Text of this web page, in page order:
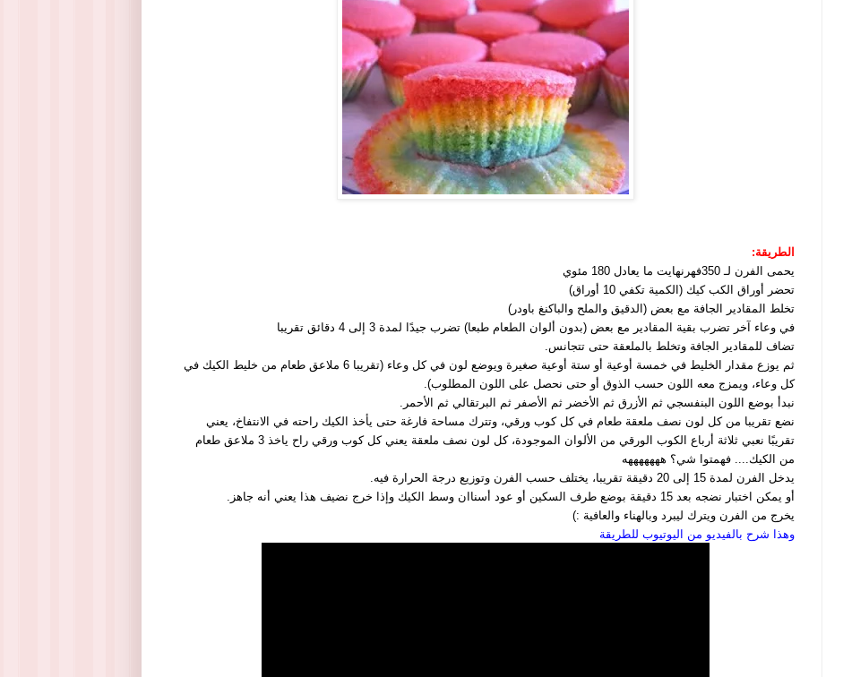
الطريقة:
يحمى الفرن لـ 350فهرنهايت ما يعادل 180 مئوي
تحضر أوراق الكب كيك (الكمية تكفي 10 أوراق)
تخلط المقادير الجافة مع بعض (الدقيق والملح والباكنغ باودر)
في وعاء آخر تضرب بقية المقادير مع بعض (بدون ألوان الطعام طبعا) تضرب جيدًا لمدة 3 إلى 4 دقائق تقريبا
تضاف للمقادير الجافة وتخلط بالملعقة حتى تتجانس.
ثم يوزع مقدار الخليط في خمسة أوعية أو ستة أوعية صغيرة ويوضع لون في كل وعاء (تقريبا 6 ملاعق طعام من خليط الكيك في
كل وعاء، ويمزج معه اللون حسب الذوق أو حتى نحصل على اللون المطلوب).
نبدأ بوضع اللون البنفسجي ثم الأزرق ثم الأخضر ثم الأصفر ثم البرتقالي ثم الأحمر.
نضع تقريبا من كل لون نصف ملعقة طعام في كل كوب ورقي، وتترك مساحة فارغة حتى يأخذ الكيك راحته في الانتفاخ، يعني
تقريبًا نعبي ثلاثة أرباع الكوب الورقي من الألوان الموجودة، كل لون نصف ملعقة يعني كل كوب ورقي راح ياخذ 3 ملاعق طعام
من الكيك.... فهمتوا شي؟ هههههههه
يدخل الفرن لمدة 15 إلى 20 دقيقة تقريبا، يختلف حسب الفرن وتوزيع درجة الحرارة فيه.
أو يمكن اختبار نضجه بعد 15 دقيقة بوضع طرف السكين أو عود أسناان وسط الكيك وإذا خرج نضيف هذا يعني أنه جاهز.
يخرج من الفرن ويترك ليبرد وبالهناء والعافية :)
وهذا شرح بالفيديو من اليوتيوب للطريقة